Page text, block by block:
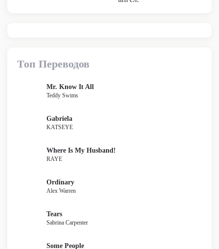
Топ Переводов
Mr. Know It All
Teddy Swims
Gabriela
KATSEYE
Where Is My Husband!
RAYE
Ordinary
Alex Warren
Tears
Sabrina Carpenter
Some People